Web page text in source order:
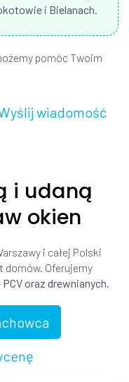
i Bielanach.
pomóc Twoim
wiadomość
i udaną
okien
i całej Polski
domów. Oferujemy
oraz drewnianych.